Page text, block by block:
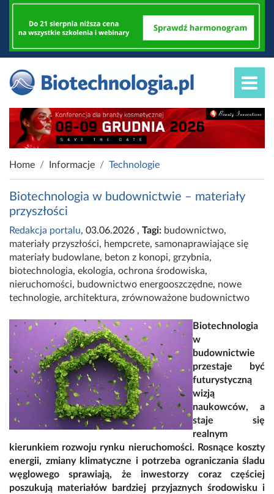
Home Informacje Technologie
Biotechnologia w budownictwie – materiały
przyszłości
Redakcja portalu, 03.06.2026 , Tagi: budownictwo,
materiały przyszłości, hempcrete, samonaprawiające się
materiały budowlane, beton z konopi, grzybnia,
biotechnologia, ekologia, ochrona środowiska,
nieruchomości, budownictwo energooszczędne, nowe
technologie, architektura, zrównoważone budownictwo
Biotechnologia
w
budownictwie
przestaje być
futurystyczną
wizją
naukowców, a
staje się
realnym
kierunkiem rozwoju rynku nieruchomości. Rosnące koszty
energii, zmiany klimatyczne i potrzeba ograniczania śladu
węglowego sprawiają, że inwestorzy coraz częściej
poszukują materiałów bardziej przyjaznych środowisku i